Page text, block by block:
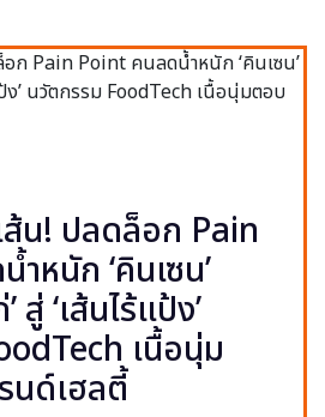
น! ปลดล็อก Pain
หนัก ‘คินเซน’
สู่ ‘เส้นไร้แป้ง’
เนื้อนุ่ม
นด์เฮลตี้